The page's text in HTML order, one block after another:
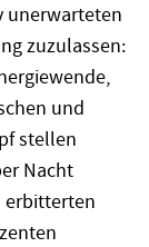
unerwarteten
zuzulassen:
und
stellen
Nacht
erbitterten